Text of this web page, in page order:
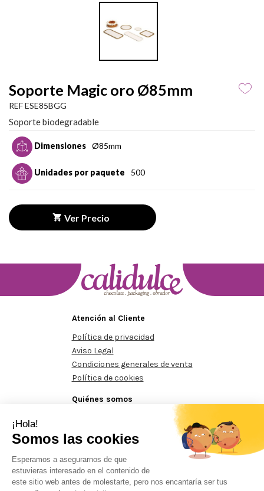
Soporte Magic oro Ø85mm
REF ESE85BGG
Soporte biodegradable
Dimensiones Ø85mm
Unidades por paquete 500
Ver Precio
Atención al Cliente
Política de privacidad
Aviso Legal
Condiciones generales de venta
Política de cookies
Quiénes somos
Contacte con nosotros
de 125€ Pedidos mínimos de 125€ Pedidos mínimos
Prohibida la reproducción total o parcial del contenido aparecido en este sitio
web, sin el expreso consentimiento del propietario.